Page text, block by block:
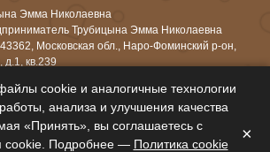
Эмма Николаевна
Трубицына Эмма Николаевна
Московская обл., Наро-Фоминский р-он,
д.1, кв.239
cookie и аналогичные технологии
анализа и улучшения качества
«Принять», вы соглашаетесь с
cookie. Подробнее — Политика cookie
×